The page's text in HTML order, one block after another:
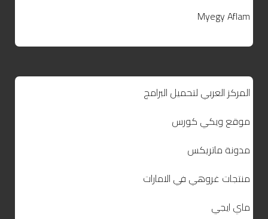
Myegy Aflam
المركز العربي لتحميل البرامج
موقع ويكي كورس
مدونة ماتريكس
منتجات غروهي في الامارات
ماي ايجي